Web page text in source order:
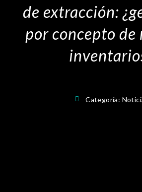
de extracción:
por concepto de
Categoría: